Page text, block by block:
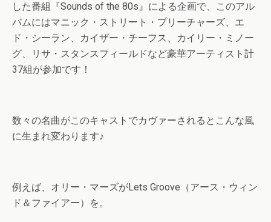
した番組『Sounds of the 80s』による企画で、このアル
バムにはマニック・ストリート・プリーチャーズ、エ
ド・シーラン、カイザー・チーフス、カイリー・ミノー
グ、リサ・スタンスフィールドなど豪華アーティスト計
37組が参加です！
数々の名曲がこのキャストでカヴァーされるとこんな風
に生まれ変わります♪
例えば、オリー・マーズがLets Groove（アース・ウィン
ド＆ファイアー）を。